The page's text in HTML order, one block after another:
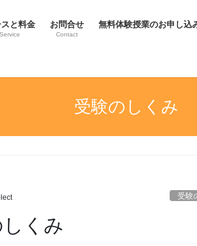
スと料金
Service
お問合せ
Contact
無料体験授業のお申し込
受験のしくみ
受験
くみ